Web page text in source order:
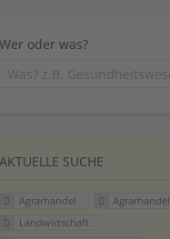
Wer oder was?
AKTUELLE SUCHE
Agrarhandel
Agrarhandel
Landwirtschaft